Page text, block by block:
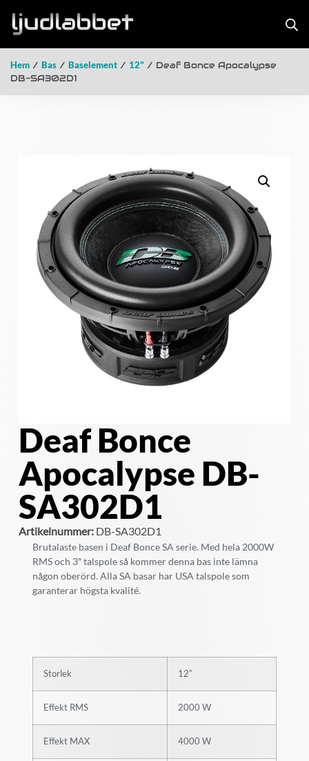
Hem / Bas / Baselement / 12" / Deaf Bonce Apocalypse
DB-SA302D1
Deaf Bonce
Apocalypse DB-
SA302D1
Artikelnummer:DB-SA302D1
Brutalaste basen i Deaf Bonce SA serie. Med hela 2000W
RMS och 3″ talspole så kommer denna bas inte lämna
någon oberörd. Alla SA basar har USA talspole som
garanterar högsta kvalité.
Storlek 12″
Effekt RMS 2000 W
Effekt MAX 4000 W